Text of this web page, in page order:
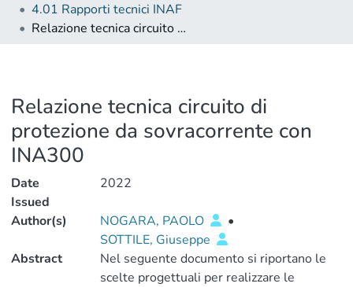
4.01 Rapporti tecnici INAF
Relazione tecnica circuito di protezione da sovracorrente con INA300
Relazione tecnica circuito di
protezione da sovracorrente con
INA300
Date
Issued
2022
Author(s) NOGARA, PAOLO
•
SOTTILE, Giuseppe
Abstract
Nel seguente documento si riportano le
scelte progettuali per realizzare le